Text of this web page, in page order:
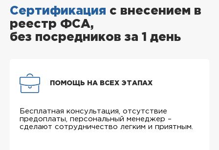
Сертификация с внесением в
реестр ФСА,
без посредников за 1 день
ПОМОЩЬ НА ВСЕХ ЭТАПАХ
Бесплатная консультация, отсутствие
предоплаты, персональный менеджер –
сделают сотрудничество легким и приятным.